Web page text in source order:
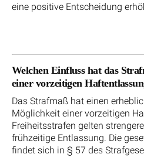
eine positive Entscheidung
Welchen Einfluss hat das
einer vorzeitigen
Das Strafmaß hat einen
Möglichkeit einer vorzeitigen
Freiheitsstrafen gelten
frühzeitige Entlassung. Die
findet sich in § 57 des